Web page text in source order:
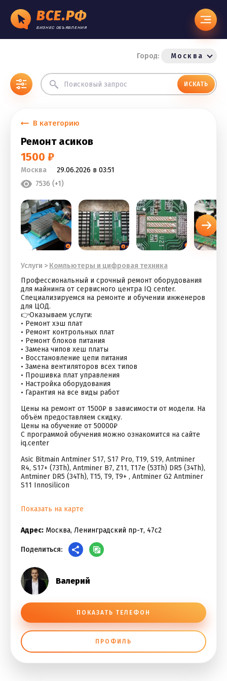
ВСЕ.РФ
БИЗНЕС ОБЪЯВЛЕНИЯ
Город: Москва
ИСКАТЬ
В категорию
Ремонт асиков
1500 ₽
Москва
29.06.2026 в 03:51
7536 (+1)
Услуги > Компьютеры и цифровая техника
Профессиональный и срочный ремонт оборудования
для майнинга от сервисного центра IQ center.
Специализируемся на ремонте и обучении инженеров
для ЦОД.
👉Оказываем услуги:
• Ремонт хэш плат
• Ремонт контрольных плат
• Ремонт блоков питания
• Замена чипов хеш платы
• Восстановление цепи питания
• Замена вентиляторов всех типов
• Прошивка плат управления
• Настройка оборудования
• Гарантия на все виды работ
Цены на ремонт от 1500₽ в зависимости от модели. На
объём предоставляем скидку.
Цены на обучение от 50000₽
С программой обучения можно ознакомится на сайте
iq.center
Asic Bitmain Antminer S17, S17 Pro, T19, S19, Antminer
R4, S17+ (73Th), Antminer B7, Z11, T17e (53Th) DR5 (34Th),
Antminer DR5 (34Th), T15, T9, T9+ , Antminer G2 Antminer
S11 Innosilicon
Показать на карте
Адрес: Москва, Ленинградский пр-т, 47с2
Поделиться:
Валерий
ПОКАЗАТЬ ТЕЛЕФОН
ПРОФИЛЬ